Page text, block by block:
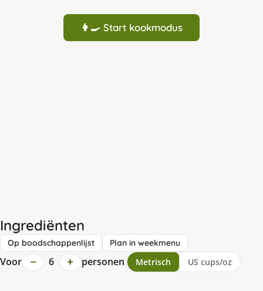
👩‍🍳 Start kookmodus
Ingrediënten
Op boodschappenlijst Plan in weekmenu
Voor − 6 + personen Metrisch US cups/oz